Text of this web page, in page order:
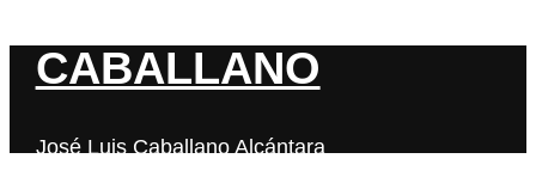
CABALLANO
José Luis Caballano Alcántara